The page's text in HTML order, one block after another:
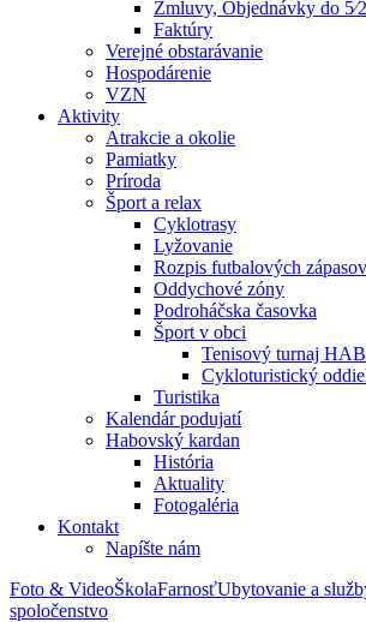
Zmluvy, Objednávky do
Faktúry
Verejné obstarávanie
Hospodárenie
VZN
Aktivity
Atrakcie a okolie
Pamiatky
Príroda
Šport a relax
Cyklotrasy
Lyžovanie
Rozpis futbalových zápasov
Oddychové zóny
Podroháčska časovka
Šport v obci
Tenisový turnaj
Cykloturistický
Turistika
Kalendár podujatí
Habovský kardan
História
Aktuality
Fotogaléria
Kontakt
Napíšte nám
Foto & VideoŠkolaFarnosťUbytovanie a
spoločenstvo